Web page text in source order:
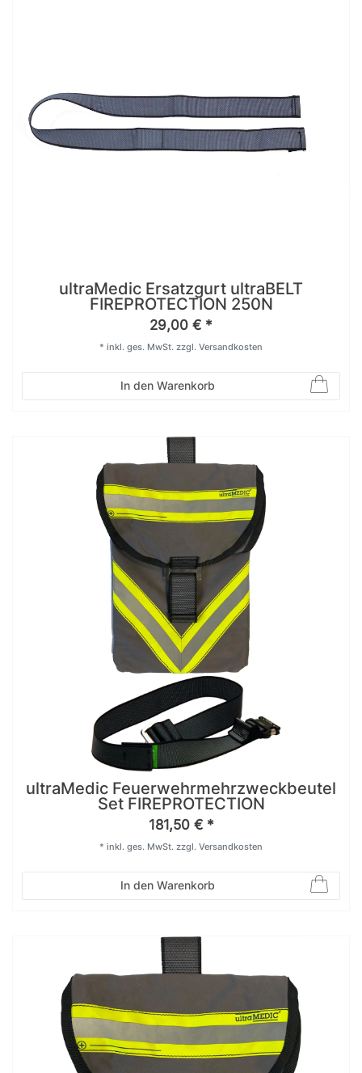
ultraMedic Ersatzgurt ultraBELT
FIREPROTECTION 250N
29,00 € *
In den Warenkorb
* inkl. ges. MwSt. zzgl. Versandkosten
ultraMedic Feuerwehrmehrzweckbeutel
Set FIREPROTECTION
181,50 € *
In den Warenkorb
* inkl. ges. MwSt. zzgl. Versandkosten